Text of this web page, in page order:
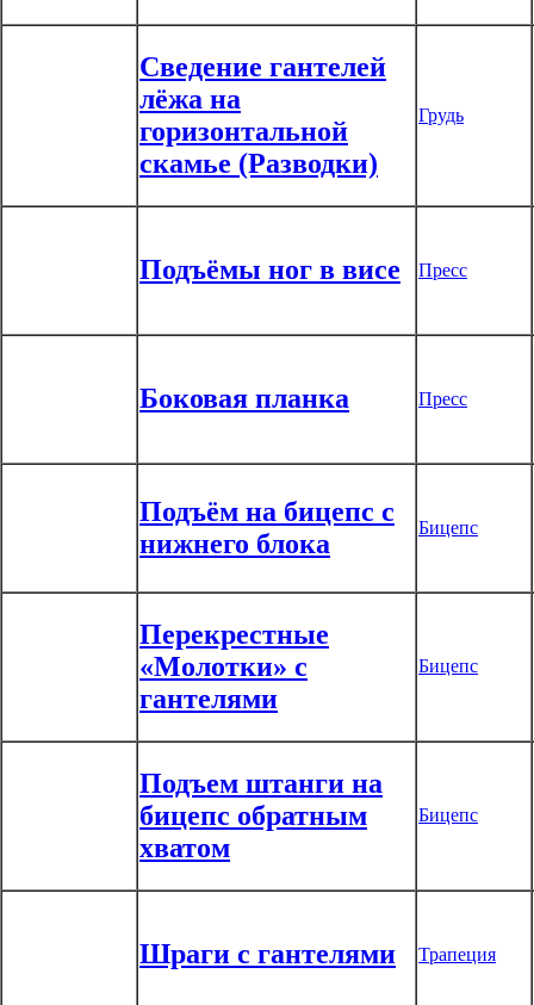
Сведение гантелей
лёжа на
горизонтальной
скамье (Разводки)
Грудь
Подъёмы ног в висе Пресс
Боковая планка Пресс
Подъём на бицепс с
нижнего блока
Бицепс
Перекрестные
«Молотки» с
гантелями
Бицепс
Подъем штанги на
бицепс обратным
хватом
Бицепс
Шраги с гантелями Трапеция